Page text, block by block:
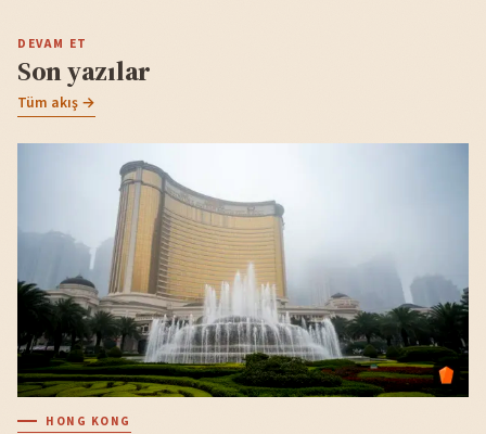
DEVAM ET
Son yazılar
Tüm akış →
HONG KONG